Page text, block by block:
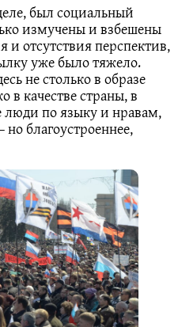
был социальный
измучены и взбешены
и отсутствия перспектив,
уже было тяжело.
не столько в образе
в качестве страны, в
люди по языку и нравам,
благоустроеннее,